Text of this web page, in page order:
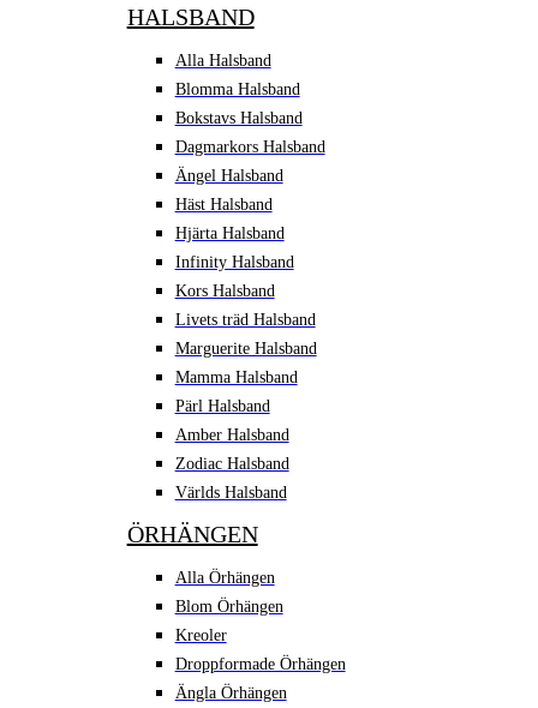
HALSBAND
Alla Halsband
Blomma Halsband
Bokstavs Halsband
Dagmarkors Halsband
Ängel Halsband
Häst Halsband
Hjärta Halsband
Infinity Halsband
Kors Halsband
Livets träd Halsband
Marguerite Halsband
Mamma Halsband
Pärl Halsband
Amber Halsband
Zodiac Halsband
Världs Halsband
ÖRHÄNGEN
Alla Örhängen
Blom Örhängen
Kreoler
Droppformade Örhängen
Ängla Örhängen